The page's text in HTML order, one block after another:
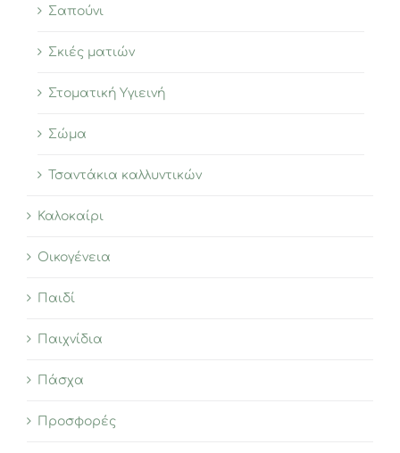
Σαπούνι
Σκιές ματιών
Στοματική Υγιεινή
Σώμα
Τσαντάκια καλλυντικών
Καλοκαίρι
Οικογένεια
Παιδί
Παιχνίδια
Πάσχα
Προσφορές